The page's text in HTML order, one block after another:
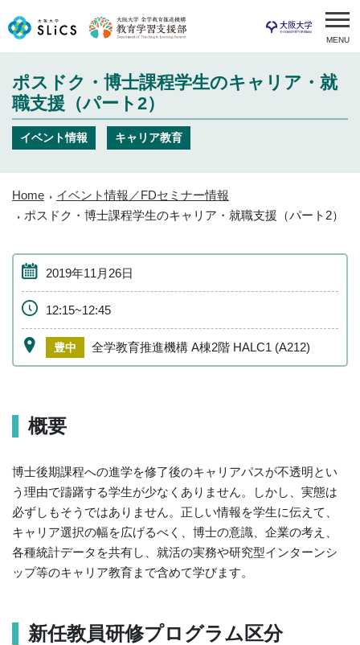
MENU
ポスドク・博士課程学生のキャリア・就
職支援（パート2）
イベント情報 キャリア教育
Home
イベント情報／FDセミナー情報
ポスドク・博士課程学生のキャリア・就職支援（パート2）
2019年11月26日
12:15~12:45
豊中 全学教育推進機構 A棟2階 HALC1 (A212)
概要
博士後期課程への進学を修了後のキャリアパスが不透明とい
う理由で躊躇する学生が少なくありません。しかし、実態は
必ずしもそうではありません。正しい情報を学生に伝えて、
キャリア選択の幅を広げるべく、博士の意識、企業の考え、
各種統計データを共有し、就活の実務や研究型インターンシ
ップ等のキャリア教育まで含めて学びます。
新任教員研修プログラム区分